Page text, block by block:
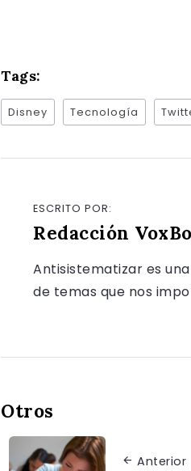
Tags:
Disney Tecnología
ESCRITO POR:
Redacción
Antisistematizar es
de temas que nos
Otros
Anterior